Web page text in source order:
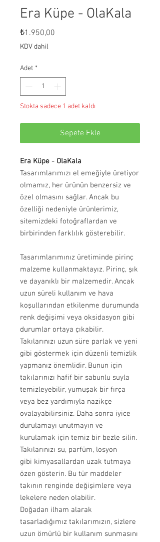
Era Küpe - OlaKala
₺1.950,00
KDV dahil
Adet *
Stokta sadece 1 adet kaldı
Sepete Ekle
Era Küpe - OlaKala
Tasarımlarımızı el emeğiyle üretiyor
olmamız, her ürünün benzersiz ve
özel olmasını sağlar. Ancak bu
özelliği nedeniyle ürünlerimiz,
sitemizdeki fotoğraflardan ve
birbirinden farklılık gösterebilir.
Tasarımlarımınız üretiminde pirinç
malzeme kullanmaktayız. Pirinç, şık
ve dayanıklı bir malzemedir. Ancak
uzun süreli kullanım ve hava
koşullarından etkilenme durumunda
renk değişimi veya oksidasyon gibi
durumlar ortaya çıkabilir.
Takılarınızı uzun süre parlak ve yeni
gibi göstermek için düzenli temizlik
yapmanız önemlidir. Bunun için
takılarınızı hafif bir sabunlu suyla
temizleyebilir, yumuşak bir fırça
veya bez yardımıyla nazikçe
ovalayabilirsiniz. Daha sonra iyice
durulamayı unutmayın ve
kurulamak için temiz bir bezle silin.
Takılarınızı su, parfüm, losyon
gibi kimyasallardan uzak tutmaya
özen gösterin. Bu tür maddeler
takının renginde değişimlere veya
lekelere neden olabilir.
Doğadan ilham alarak
tasarladığımız takılarımızın, sizlere
uzun ömürlü bir kullanım sunmasını